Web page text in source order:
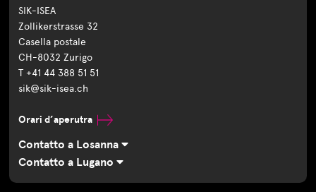
SIK-ISEA
Zollikerstrasse 32
Casella postale
CH-8032 Zurigo
T +41 44 388 51 51
sik@sik-isea.ch
Orari d’aperutra
Contatto a Losanna
Contatto a Lugano